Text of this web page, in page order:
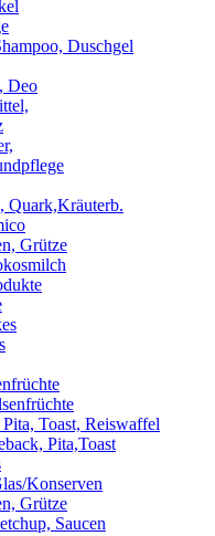
Duschgel
Deo
Quark,Kräuterb.
Grütze
Toast, Reiswaffel
Pita,Toast
Konserven
Grütze
Saucen